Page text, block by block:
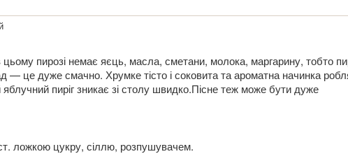
пирозі немає яєць, масла, сметани, молока, маргарину, тобто
— це дуже смачно. Хрумке тісто і соковита та ароматна начинка
пиріг зникає зі столу швидко.Пісне теж може бути дуже
ложкою цукру, сіллю, розпушувачем.